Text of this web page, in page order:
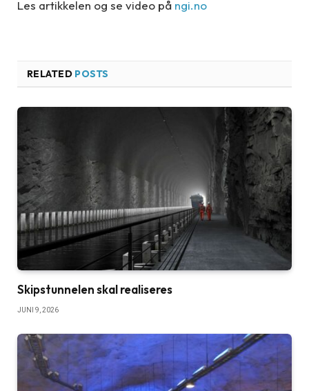
Les artikkelen og se video på ngi.no
RELATED POSTS
Skipstunnelen skal realiseres
JUNI 9, 2026